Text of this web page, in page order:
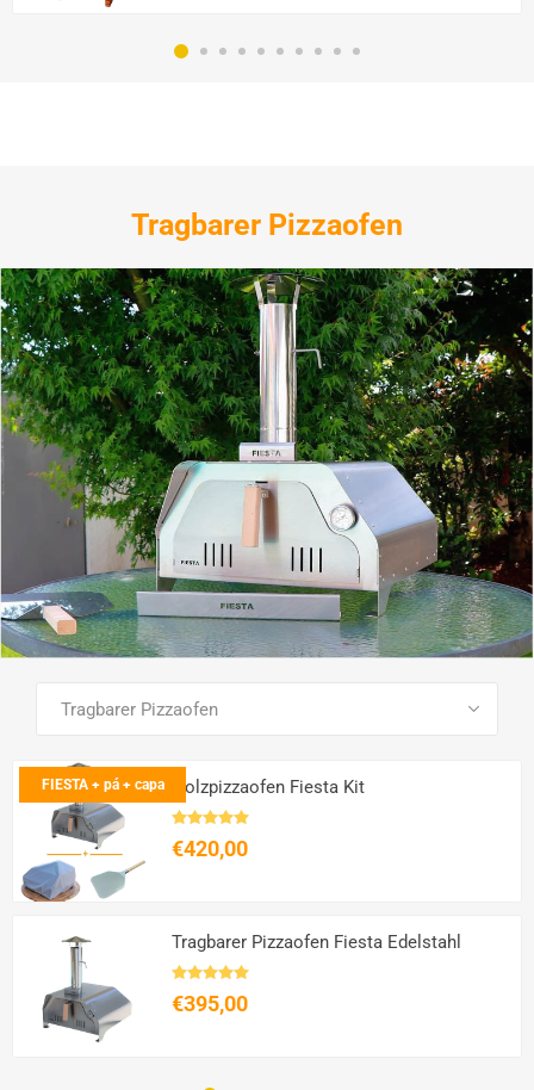
Tragbarer Pizzaofen
SEE ALL PRODUCTS
FIESTA + pá + capa Holzpizzaofen Fiesta Kit
€420,00
Tragbarer Pizzaofen Fiesta Edelstahl
€395,00